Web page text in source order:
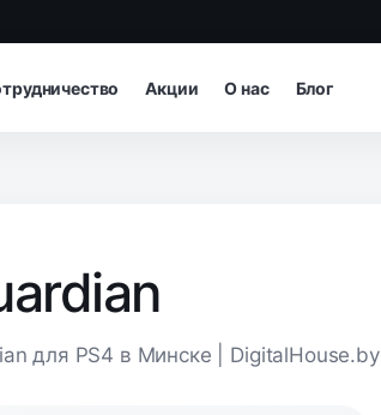
Акции О нас Блог
для PS4 в Минске | DigitalHouse.by